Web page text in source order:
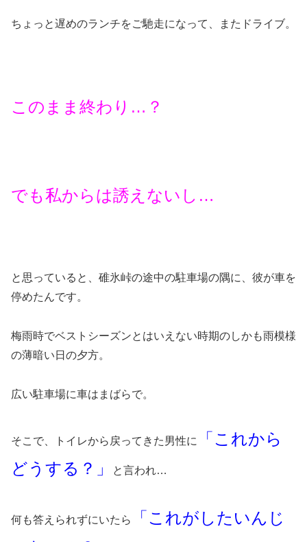
ちょっと遅めのランチをご馳走になって、またドライブ。
このまま終わり…？
でも私からは誘えないし…
と思っていると、碓氷峠の途中の駐車場の隅に、彼が車を
停めたんです。
梅雨時でベストシーズンとはいえない時期のしかも雨模様
の薄暗い日の夕方。
広い駐車場に車はまばらで。
そこで、トイレから戻ってきた男性に
「これから
どうする？」
と言われ…
何も答えられずにいたら
「これがしたいんじ